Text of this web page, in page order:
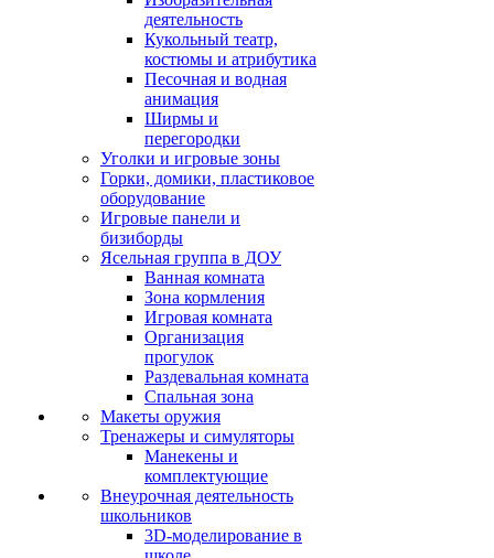
деятельность
Кукольный театр,
костюмы и атрибутика
Песочная и водная
анимация
Ширмы и
перегородки
Уголки и игровые зоны
Горки, домики, пластиковое
оборудование
Игровые панели и
бизиборды
Ясельная группа в ДОУ
Ванная комната
Зона кормления
Игровая комната
Организация
прогулок
Раздевальная комната
Спальная зона
Макеты оружия
Тренажеры и симуляторы
Манекены и
комплектующие
Внеурочная деятельность
школьников
3D-моделирование в